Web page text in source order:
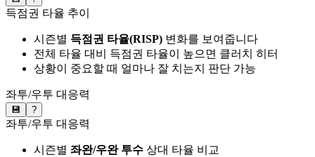
득점권 타율 추이
시즌별 득점권 타율(RISP) 변화를 보여줍니다
전체 타율 대비 득점권 타율이 높으면 클러치 히터
상황이 중요할 때 얼마나 잘 치는지 판단 가능
좌투/우투 대응력
💾 ?
좌투/우투 대응력
시즌별 좌완/우완 투수 상대 타율 비교